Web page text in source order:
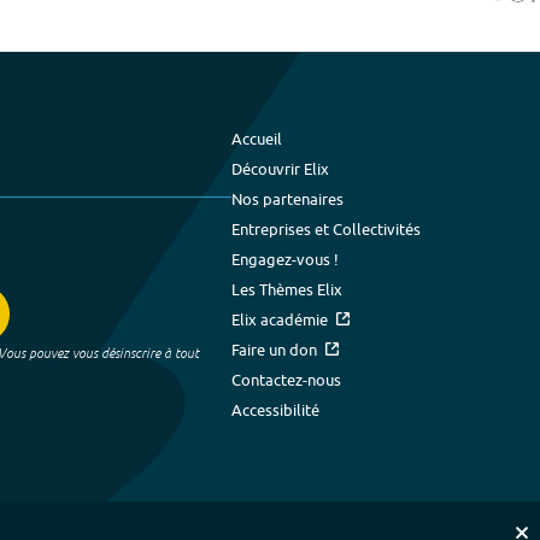
pouvez vous désinscrire à tout
Accueil
Découvrir Elix
Nos partenaires
Entreprises et Collectivités
Engagez-vous !
Les Thèmes Elix
Elix académie
Faire un don
Contactez-nous
Accessibilité